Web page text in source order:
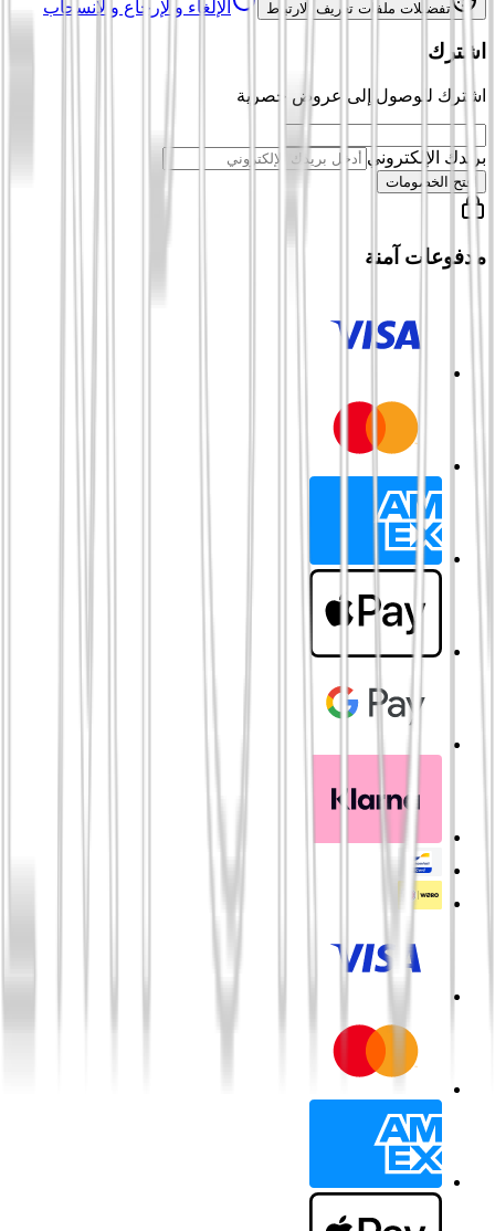
تفضيلات ملفات تعريف الارتباط الإلغاء والإرجاع والانسحاب
اشترك
اشترك للوصول إلى عروض حصرية
بريدك الإلكتروني
افتح الخصومات
مدفوعات آمنة